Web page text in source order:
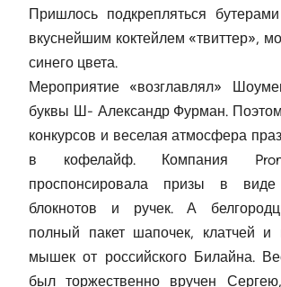
Пришлось подкрепляться
вкуснейшим коктейлем «твиттер»,
синего цвета.
Мероприятие «возглавлял»
буквы Ш- Александр Фурман.
конкурсов и веселая атмосфера
в кофелайф. Компания
проспонсировала призы в виде
блокнотов и ручек. А
полный пакет шапочек, клатчей и
мышек от российского Билайна.
был торжественно вручен